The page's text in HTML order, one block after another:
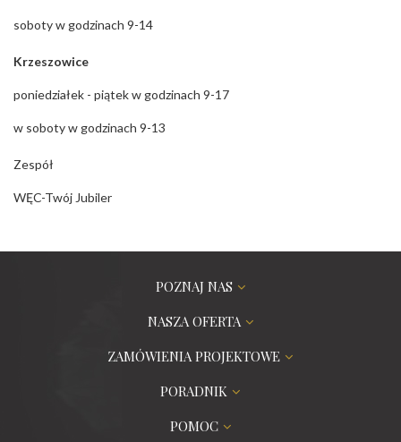
soboty w godzinach 9-14
Krzeszowice
poniedziałek - piątek w godzinach 9-17
w soboty w godzinach 9-13
Zespół
WĘC-Twój Jubiler
POZNAJ NAS
NASZA OFERTA
ZAMÓWIENIA PROJEKTOWE
PORADNIK
POMOC